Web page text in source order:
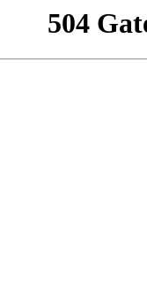
504